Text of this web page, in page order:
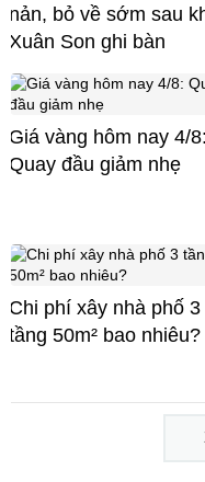
nản, bỏ về sớm sau
Xuân Son ghi bàn
Giá vàng hôm nay 4/8:
Quay đầu giảm nhẹ
Chi phí xây nhà phố 3
tầng 50m² bao nhiêu?